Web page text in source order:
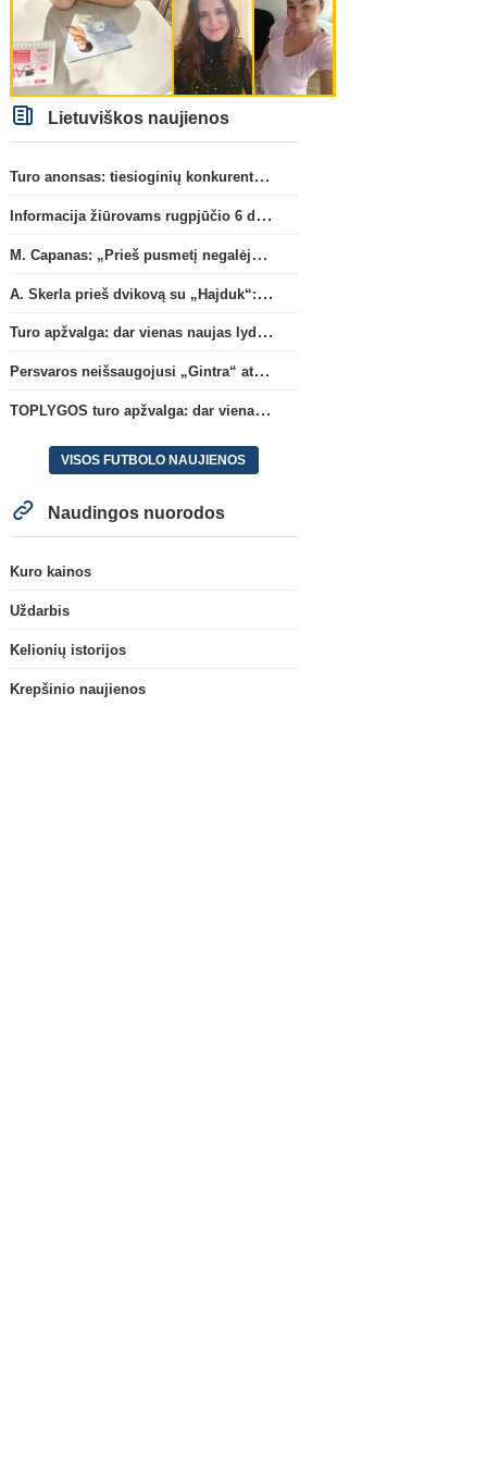
Lietuviškos naujienos
Turo anonsas: tiesioginių konkurentų dvikova Gargžduose
Informacija žiūrovams rugpjūčio 6 d. UEFA rungtynėms
M. Capanas: „Prieš pusmetį negalėjau net įsivaizduoti, kad žaisime prieš „Hajduk“
A. Skerla prieš dvikovą su „Hajduk“: „Tai kito kalibro komanda“
Turo apžvalga: dar vienas naujas lyderis
Persvaros neišsaugojusi „Gintra“ atrankos pusfinalyje nusileido Škotijos čempionėms
TOPLYGOS turo apžvalga: dar vienas naujas lyderis
VISOS FUTBOLO NAUJIENOS
Naudingos nuorodos
Kuro kainos
Uždarbis
Kelionių istorijos
Krepšinio naujienos